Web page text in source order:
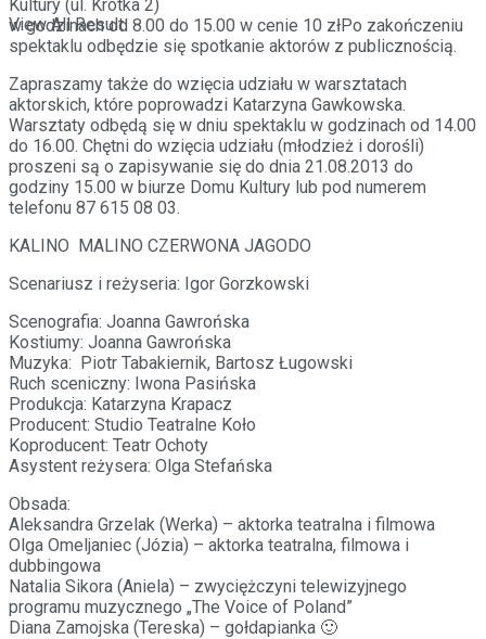
View All Result
Kultury (ul. Krótka 2)
w godzinach od 8.00 do 15.00 w cenie 10 złPo zakończeniu
spektaklu odbędzie się spotkanie aktorów z publicznością.
Zapraszamy także do wzięcia udziału w warsztatach
aktorskich, które poprowadzi Katarzyna Gawkowska.
Warsztaty odbędą się w dniu spektaklu w godzinach od 14.00
do 16.00. Chętni do wzięcia udziału (młodzież i dorośli)
proszeni są o zapisywanie się do dnia 21.08.2013 do
godziny 15.00 w biurze Domu Kultury lub pod numerem
telefonu 87 615 08 03.
KALINO MALINO CZERWONA JAGODO
Scenariusz i reżyseria: Igor Gorzkowski
Scenografia: Joanna Gawrońska
Kostiumy: Joanna Gawrońska
Muzyka: Piotr Tabakiernik, Bartosz Ługowski
Ruch sceniczny: Iwona Pasińska
Produkcja: Katarzyna Krapacz
Producent: Studio Teatralne Koło
Koproducent: Teatr Ochoty
Asystent reżysera: Olga Stefańska
Obsada:
Aleksandra Grzelak (Werka) – aktorka teatralna i filmowa
Olga Omeljaniec (Józia) – aktorka teatralna, filmowa i
dubbingowa
Natalia Sikora (Aniela) – zwyciężczyni telewizyjnego
programu muzycznego „The Voice of Poland”
Diana Zamojska (Tereska) – gołdapianka 🙂